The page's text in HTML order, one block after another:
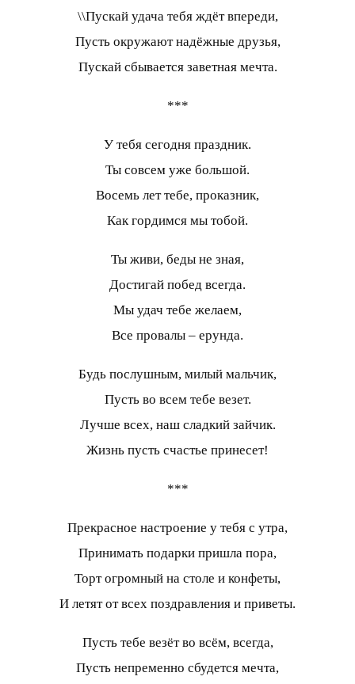
\\Пускай удача тебя ждёт впереди,
Пусть окружают надёжные друзья,
Пускай сбывается заветная мечта.
***
У тебя сегодня праздник.
Ты совсем уже большой.
Восемь лет тебе, проказник,
Как гордимся мы тобой.
Ты живи, беды не зная,
Достигай побед всегда.
Мы удач тебе желаем,
Все провалы – ерунда.
Будь послушным, милый мальчик,
Пусть во всем тебе везет.
Лучше всех, наш сладкий зайчик.
Жизнь пусть счастье принесет!
***
Прекрасное настроение у тебя с утра,
Принимать подарки пришла пора,
Торт огромный на столе и конфеты,
И летят от всех поздравления и приветы.
Пусть тебе везёт во всём, всегда,
Пусть непременно сбудется мечта,